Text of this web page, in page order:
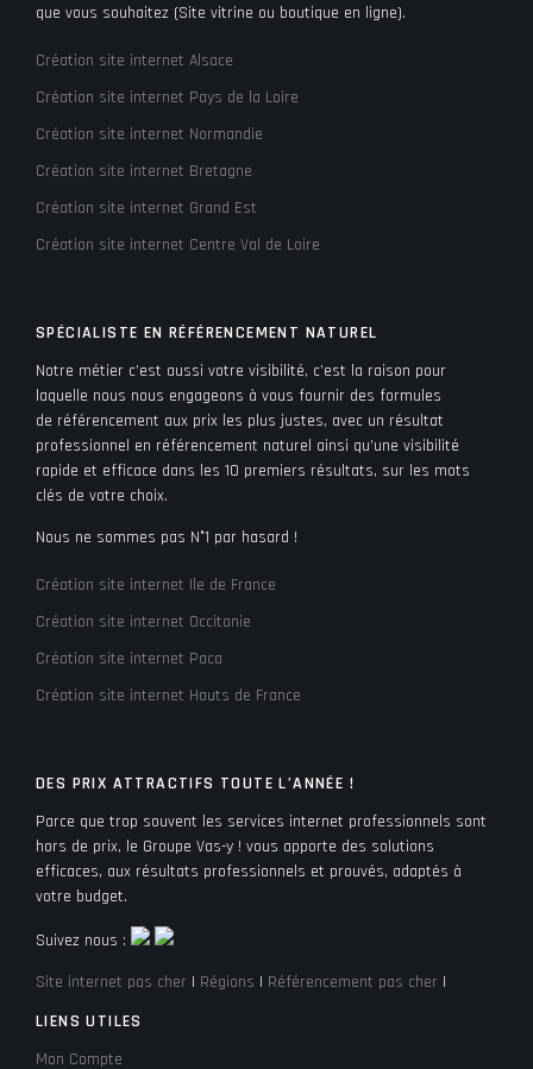
que vous souhaitez (Site vitrine ou boutique en ligne).
Création site internet Alsace
Création site internet Pays de la Loire
Création site internet Normandie
Création site internet Bretagne
Création site internet Grand Est
Création site internet Centre Val de Loire
SPÉCIALISTE EN RÉFÉRENCEMENT NATUREL
Notre métier c’est aussi votre visibilité, c’est la raison pour
laquelle nous nous engageons à vous fournir des formules
de référencement aux prix les plus justes, avec un résultat
professionnel en référencement naturel ainsi qu’une visibilité
rapide et efficace dans les 10 premiers résultats, sur les mots
clés de votre choix.
Nous ne sommes pas N°1 par hasard !
Création site internet Ile de France
Création site internet Occitanie
Création site internet Paca
Création site internet Hauts de France
DES PRIX ATTRACTIFS TOUTE L’ANNÉE !
Parce que trop souvent les services internet professionnels sont
hors de prix, le Groupe Vas-y ! vous apporte des solutions
efficaces, aux résultats professionnels et prouvés, adaptés à
votre budget.
Suivez nous :
Site internet pas cher | Régions | Référencement pas cher |
LIENS UTILES
Mon Compte